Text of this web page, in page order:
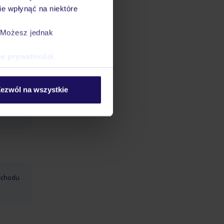
wpłynąć na niektóre
jednak
prywatności
na wszystkie
do